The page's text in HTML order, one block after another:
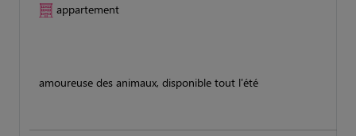
appartement
amoureuse des animaux, disponible tout l'été